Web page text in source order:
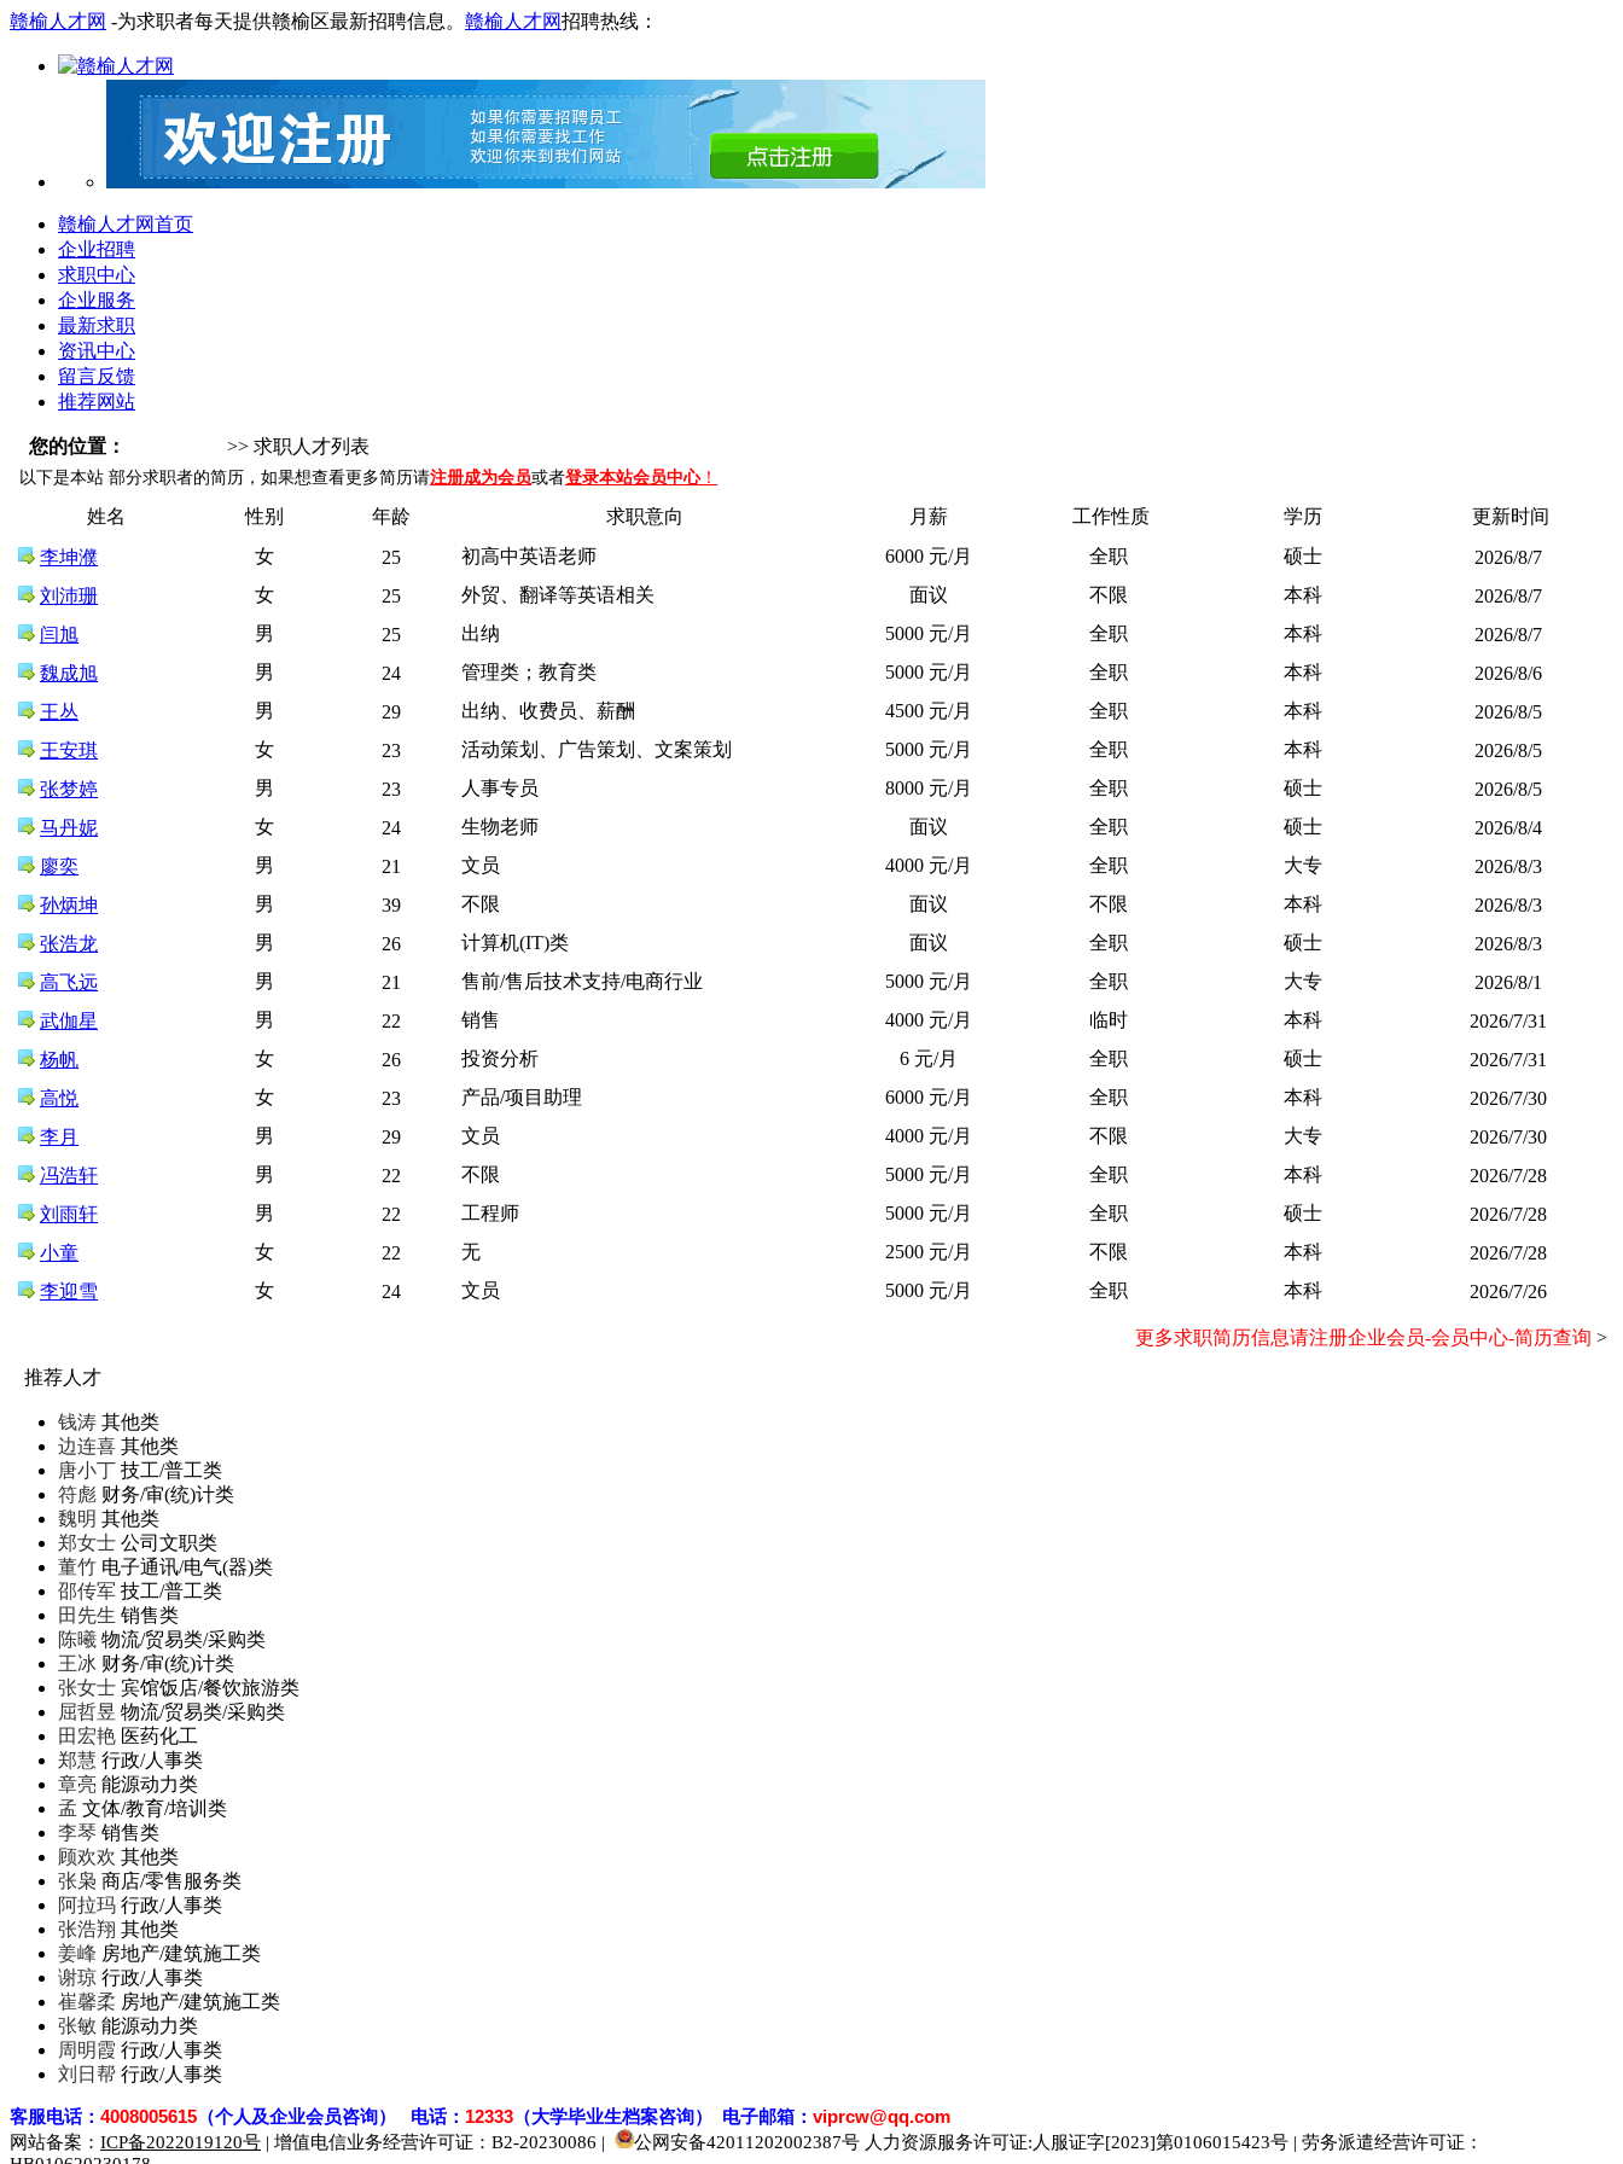
赣榆人才网 -为求职者每天提供赣榆区最新招聘信息。 赣榆人才网招聘热线：
赣榆人才网首页
企业招聘
求职中心
企业服务
最新求职
资讯中心
留言反馈
推荐网站
您的位置： >> 求职人才列表
以下是本站 部分求职者的简历，如果想查看更多简历请注册成为会员或者登录本站会员中心！
姓名 性别 年龄 求职意向 月薪 工作性质 学历
更新时间
李坤濮
女 25 初高中英语老师 6000 元/月 全职 硕士
2026/8/7
刘沛珊
女 25 外贸、翻译等英语相关 面议 不限 本科
2026/8/7
闫旭
男 25 出纳 5000 元/月 全职 本科
2026/8/7
魏成旭
男 24 管理类；教育类 5000 元/月 全职 本科
2026/8/6
王丛
男 29 出纳、收费员、薪酬 4500 元/月 全职 本科
2026/8/5
王安琪
女 23 活动策划、广告策划、文案策划 5000 元/月 全职 本科
2026/8/5
张梦婷
男 23 人事专员 8000 元/月 全职 硕士
2026/8/5
马丹妮
女 24 生物老师 面议 全职 硕士
2026/8/4
廖奕
男 21 文员 4000 元/月 全职 大专
2026/8/3
孙炳坤
男 39 不限 面议 不限 本科
2026/8/3
张浩龙
男 26 计算机(IT)类 面议 全职 硕士
2026/8/3
高飞远
男 21 售前/售后技术支持/电商行业 5000 元/月 全职 大专
2026/8/1
武伽星
男 22 销售 4000 元/月 临时 本科
2026/7/31
杨帆
女 26 投资分析 6 元/月 全职 硕士
2026/7/31
高悦
女 23 产品/项目助理 6000 元/月 全职 本科
2026/7/30
李月
男 29 文员 4000 元/月 不限 大专
2026/7/30
冯浩轩
男 22 不限 5000 元/月 全职 本科
2026/7/28
刘雨轩
男 22 工程师 5000 元/月 全职 硕士
2026/7/28
小童
女 22 无 2500 元/月 不限 本科
2026/7/28
李迎雪
女 24 文员 5000 元/月 全职 本科 2026/7/26
更多求职简历信息请注册企业会员-会员中心-简历查询 >
推荐人才
钱涛 其他类
边连喜 其他类
唐小丁 技工/普工类
符彪 财务/审(统)计类
魏明 其他类
郑女士 公司文职类
董竹 电子通讯/电气(器)类
邵传军 技工/普工类
田先生 销售类
陈曦 物流/贸易类/采购类
王冰 财务/审(统)计类
张女士 宾馆饭店/餐饮旅游类
屈哲昱 物流/贸易类/采购类
田宏艳 医药化工
郑慧 行政/人事类
章亮 能源动力类
孟 文体/教育/培训类
李琴 销售类
顾欢欢 其他类
张枭 商店/零售服务类
阿拉玛 行政/人事类
张浩翔 其他类
姜峰 房地产/建筑施工类
谢琼 行政/人事类
崔馨柔 房地产/建筑施工类
张敏 能源动力类
周明霞 行政/人事类
刘日帮 行政/人事类
客服电话： 4008005615 （个人及企业会员咨询） 电话： 12333 （大学毕业生档案咨询） 电子邮箱： viprcw@qq.com
网站备案： ICP备2022019120号 | 增值电信业务经营许可证：B2-20230086 | 公网安备42011202002387号 人力资源服务许可证:人服证字[2023]第0106015423号 | 劳务派遣经营许可证：